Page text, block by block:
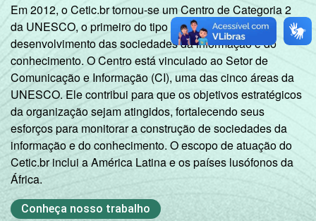
Em 2012, o Cetic.br tornou-se um Centro de Categoria 2
da UNESCO, o primeiro do tipo dedicado ao
desenvolvimento das sociedades da informação e do
conhecimento. O Centro está vinculado ao Setor de
Comunicação e Informação (CI), uma das cinco áreas da
UNESCO. Ele contribui para que os objetivos estratégicos
da organização sejam atingidos, fortalecendo seus
esforços para monitorar a construção de sociedades da
informação e do conhecimento. O escopo de atuação do
Cetic.br inclui a América Latina e os países lusófonos da
África.
Conheça nosso trabalho